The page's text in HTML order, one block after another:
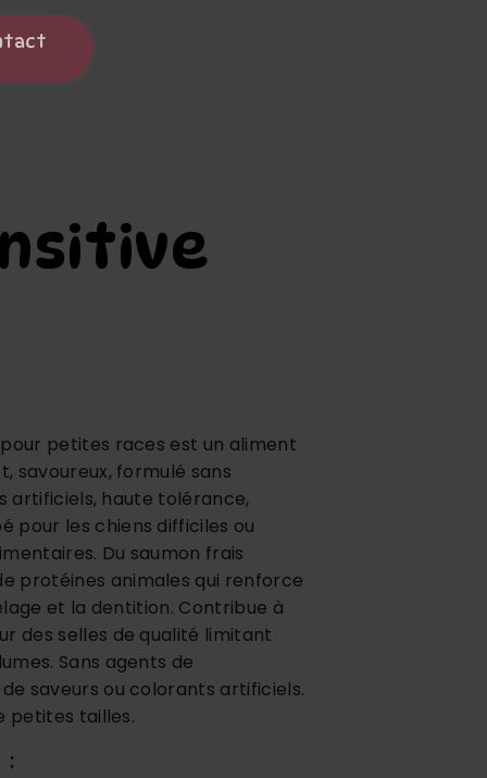
pour petites races est un aliment
savoureux, formulé sans
artificiels, haute tolérance,
pour les chiens difficiles ou
Du saumon frais
protéines animales qui renforce
et la dentition. Contribue à
des selles de qualité limitant
Sans agents de
saveurs ou colorants artificiels.
petites tailles.
: